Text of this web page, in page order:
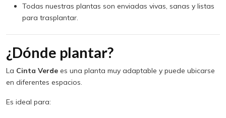
Todas nuestras plantas son enviadas vivas, sanas y listas
para trasplantar.
¿Dónde plantar?
La Cinta Verdees una planta muy adaptable y puede ubicarse
en diferentes espacios.
Es ideal para: